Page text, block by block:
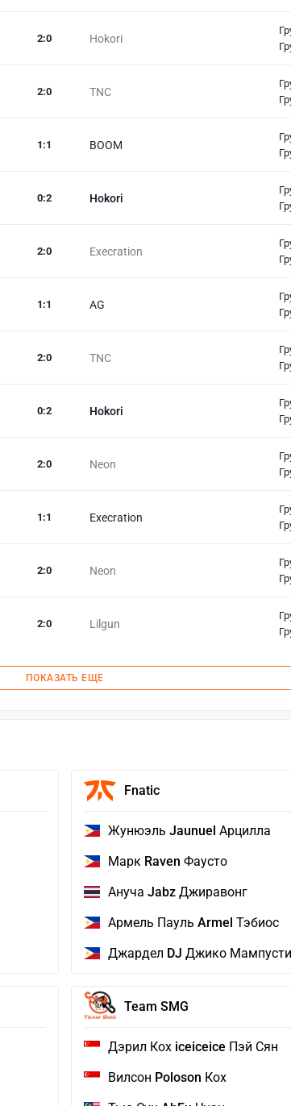
Hokori
2:0
TNC
2:0
BOOM
1 :1
Hokori
0:2
Execration
2:0
AG
1 :1
TNC
2:0
Hokori
0:2
Neon
2:0
Execration
1 :1
Neon
2:0
Lilgun
2:0
ПОКАЗАТЬ ЕЩЕ
Fnatic
Жунюэль Jaunuel Арцилла
Марк Raven Фаусто
Ануча JabzДжиравонг
Армель Пауль Armel Тэбиос
Джардел DJ Джико Мампусти
Team SMG
Дэрил Кох iceiceice Пэй Сян
Вилсон Poloson Кох